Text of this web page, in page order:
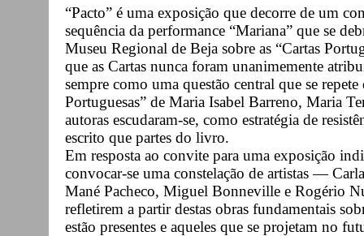
“Pacto” é uma exposição que decorre de um
sequência da performance “Mariana” que se
Museu Regional de Beja sobre as “Cartas
que as Cartas nunca foram unanimemente
sempre como uma questão central que se
Portuguesas” de Maria Isabel Barreno, Maria
autoras escudaram-se, como estratégia de
escrito que partes do livro.
Em resposta ao convite para uma exposição
convocar-se uma constelação de artistas —
Mané Pacheco, Miguel Bonneville e Rogério
refletirem a partir destas obras fundamentais
estão presentes e aqueles que se projetam no